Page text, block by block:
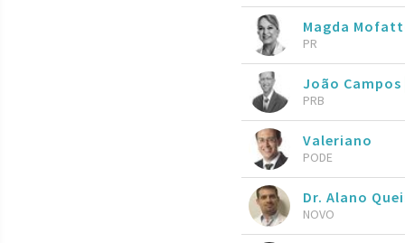
Magda
PR
João Campos
PRB
Valeriano
PODE
Dr. Alano
NOVO